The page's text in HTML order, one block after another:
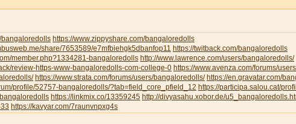
bangaloredolls https://www.zippyshare.com/bangaloredolls
share/7653589/e7mfbiehgk5dbanfop11 https://twitback.com/bangaloredolls
member.php?1334281-bangaloredolls http://www.lawrence.com/users/bangaloredolls/
review-https-www-bangaloredolls-com-college-0 https://www.avenza.com/forums/
https://www.strata.com/forums/users/bangaloredolls/ https://en.gravatar.com/
profile/52757-bangaloredolls/?tab=field_core_pfield_12 https://participa.salou.cat/
https://linkmix.co/13359245 http://divyasahu.xobor.de/
https://kavyar.com/7raunvnpxg4s